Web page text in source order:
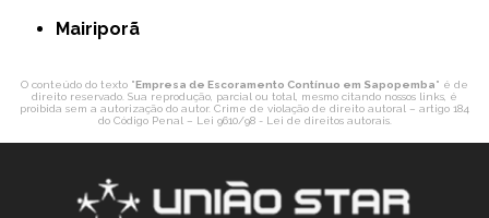
Mairiporã
O conteúdo do texto "Empresa de Escoramento Contínuo em Sapopemba" é de
direito reservado. Sua reprodução, parcial ou total, mesmo citando nossos links, é
proibida sem a autorização do autor. Crime de violação de direito autoral – artigo 184
do Código Penal – Lei 9610/98 - Lei de direitos autorais.